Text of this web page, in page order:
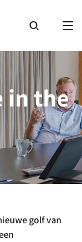
in the
golf van